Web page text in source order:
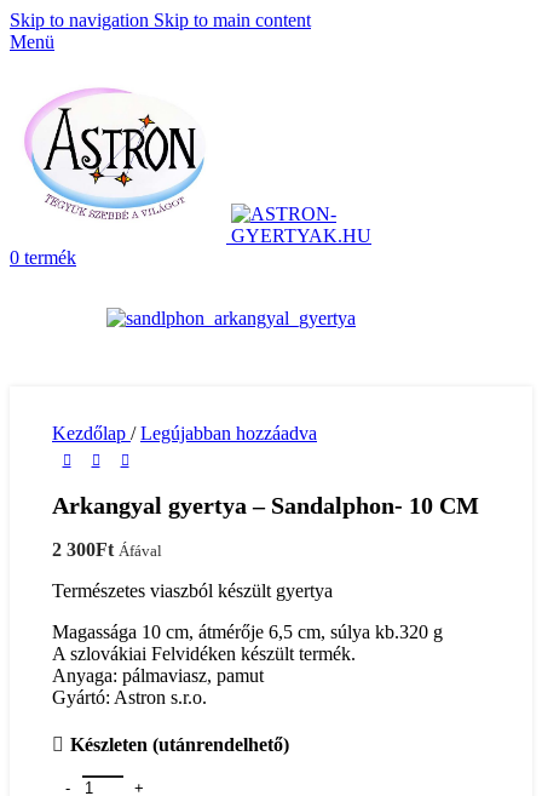
Skip to navigation Skip to main content
Menü
0 termék
Kezdőlap / Legújabban hozzáadva
Arkangyal gyertya – Sandalphon- 10 CM
2 300Ft Áfával
Természetes viaszból készült gyertya
Magassága 10 cm, átmérője 6,5 cm, súlya kb.320 g
A szlovákiai Felvidéken készült termék.
Anyaga: pálmaviasz, pamut
Gyártó: Astron s.r.o.
Készleten (utánrendelhető)
Arkangyal gyertya - Sandalphon- 10 CM mennyiség